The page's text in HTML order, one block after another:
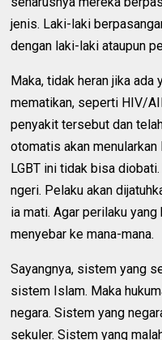
jenis. Laki-laki
dengan laki-laki ataupun
Maka, tidak heran jika ada
mematikan, seperti HIV/
penyakit tersebut dan
otomatis akan
LGBT ini tidak bisa
ngeri. Pelaku akan
ia mati. Agar perilaku
menyebar ke mana-mana.
Sayangnya, sistem yang
sistem Islam. Maka
negara. Sistem yang
sekuler. Sistem yang